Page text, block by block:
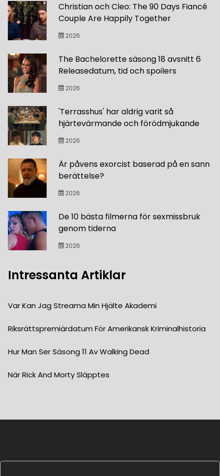
Christian och Cleo: The 90 Days Fiancé
Couple Are Happily Together
2026
The Bachelorette säsong 18 avsnitt 6
Releasedatum, tid och spoilers
2026
'Terrasshus' har aldrig varit så
hjärtevärmande och förödmjukande
2026
Är påvens exorcist baserad på en sann
berättelse?
2026
De 10 bästa filmerna för sexmissbruk
genom tiderna
2026
Intressanta Artiklar
Var Kan Jag Streama Min Hjälte Akademi
Riksrättspremiärdatum För Amerikansk Kriminalhistoria
Hur Man Ser Säsong 11 Av Walking Dead
När Rick And Morty Släpptes